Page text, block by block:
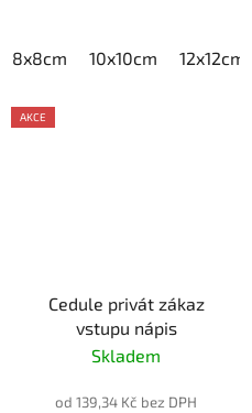
15x15cm 20x20cm
8x8cm 10x10cm 12x12cm
AKCE
Cedule privát zákaz
vstupu nápis
Skladem
od 139,34 Kč bez DPH